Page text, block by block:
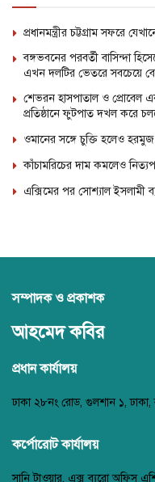
প্রধানমন্ত্রীর চট্টগ্রাম সফরে
বঙ্গভবনের পরবর্তী বাসিন্দা
এখন দলটির ভেতরে সবচেয়ে
শেভরন হাসপাতাল ও প্রোবেল
প্রতিষ্ঠানে ফুটপাত দখল করে
ওমানের সঙ্গে চুক্তি হলেও
কাঁচামরিচের দাম কমলেও
এক্সিমের পর সোশ্যাল ইসলামী
সম্পাদক ও প্রকাশক
আহমেদ কবির
প্রধান কার্যালয়
ঢাকা ২৮নং রোড, গুলশান ১, ঢাকা,
কর্পোরোট কার্যালয়
সানি টাওয়ার, এক্স ব্যুরো অফিস